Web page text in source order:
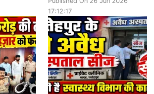
17:12:17